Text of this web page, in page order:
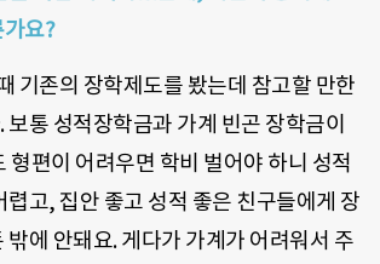
요?
기존의 장학제도를 봤는데 참고할 만한
통 성적장학금과 가계 빈곤 장학금이
형편이 어려우면 학비 벌어야 하니 성적
렵고, 집안 좋고 성적 좋은 친구들에게 장
밖에 안돼요. 게다가 가계가 어려워서 주